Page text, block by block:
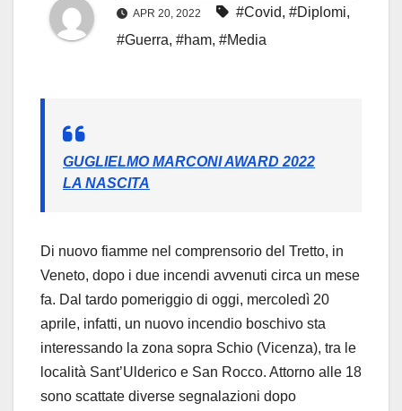
APR 20, 2022 #Covid, #Diplomi,
#Guerra, #ham, #Media
GUGLIELMO MARCONI AWARD 2022
LA NASCITA
Di nuovo fiamme nel comprensorio del Tretto, in
Veneto, dopo i due incendi avvenuti circa un mese
fa. Dal tardo pomeriggio di oggi, mercoledì 20
aprile, infatti, un nuovo incendio boschivo sta
interessando la zona sopra Schio (Vicenza), tra le
località Sant’Ulderico e San Rocco. Attorno alle 18
sono scattate diverse segnalazioni dopo